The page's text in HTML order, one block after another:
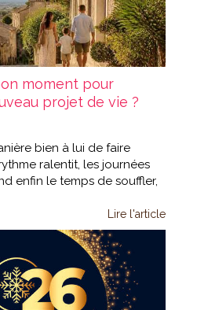
moment pour
projet de vie ?
bien à lui de faire
ralentit, les journées
enfin le temps de souffler,
Lire l'article